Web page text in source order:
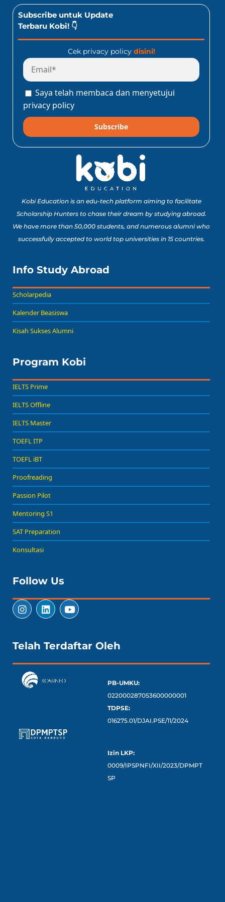
Subscribe untuk Update
Terbaru Kobi! 👇
Cek privacy policy disini!
Saya telah membaca dan menyetujui
privacy policy
Subscribe
Kobi Education is an edu-tech platform aiming to facilitate
Scholarship Hunters to chase their dream by studying abroad.
We have more than 50,000 students, and numerous alumni who
successfully accepted to world top universities in 15 countries.
Info Study Abroad
Scholarpedia
Kalender Beasiswa
Kisah Sukses Alumni
Program Kobi
IELTS Prime
IELTS Offline
IELTS Master
TOEFL ITP
TOEFL iBT
Proofreading
Passion Pilot
Mentoring S1
SAT Preparation
Konsultasi
Follow Us
Telah Terdaftar Oleh
PB-UMKU:
022000287053600000001
TDPSE:
016275.01/DJAI.PSE/11/2024
Izin LKP:
0009/IPSPNFI/XII/2023/DPMPT
SP